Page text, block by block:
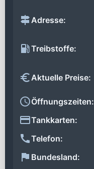
Adresse:
Treibstoffe:
Aktuelle Preise:
Öffnungszeiten:
Tankkarten:
Telefon:
Bundesland: